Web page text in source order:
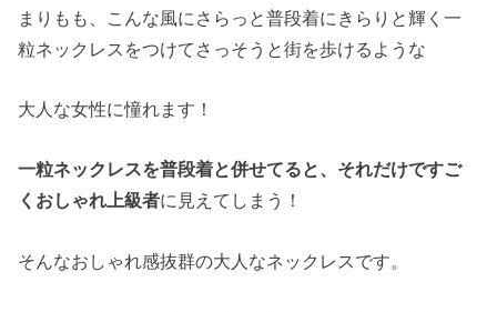
まりもも、こんな風にさらっと普段着にきらりと輝く一
粒ネックレスをつけてさっそうと街を歩けるような
大人な女性に憧れます！
一粒ネックレスを普段着と併せてると、それだけですご
くおしゃれ上級者に見えてしまう！
そんなおしゃれ感抜群の大人なネックレスです。